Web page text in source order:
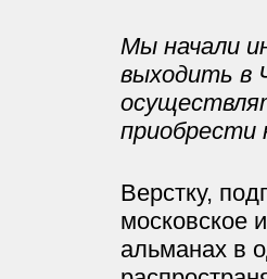
Мы начали
выходить в
Верстку,
московское
альманах в